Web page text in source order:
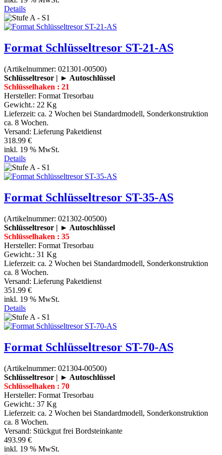
Details
Format Schlüsseltresor ST-21-AS
(Artikelnummer: 021301-00500)
Schlüsseltresor | ► Autoschlüssel
Schlüsselhaken : 21
Hersteller: Format Tresorbau
Gewicht.: 22 Kg
Lieferzeit: ca. 2 Wochen bei Standardmodell, Sonderkonstruktion
ca. 8 Wochen.
Versand: Lieferung Paketdienst
318.99 €
inkl. 19 % MwSt.
Details
Format Schlüsseltresor ST-35-AS
(Artikelnummer: 021302-00500)
Schlüsseltresor | ► Autoschlüssel
Schlüsselhaken : 35
Hersteller: Format Tresorbau
Gewicht.: 31 Kg
Lieferzeit: ca. 2 Wochen bei Standardmodell, Sonderkonstruktion
ca. 8 Wochen.
Versand: Lieferung Paketdienst
351.99 €
inkl. 19 % MwSt.
Details
Format Schlüsseltresor ST-70-AS
(Artikelnummer: 021304-00500)
Schlüsseltresor | ► Autoschlüssel
Schlüsselhaken : 70
Hersteller: Format Tresorbau
Gewicht.: 37 Kg
Lieferzeit: ca. 2 Wochen bei Standardmodell, Sonderkonstruktion
ca. 8 Wochen.
Versand: Stückgut frei Bordsteinkante
493.99 €
inkl. 19 % MwSt.